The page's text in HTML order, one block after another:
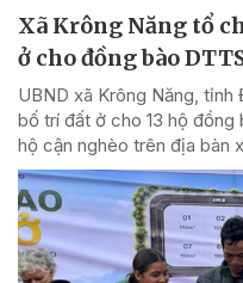
Xã Krông Năng tổ
ở cho đồng bào
UBND xã Krông Năng,
bố trí đất ở cho 13 hộ đồng
hộ cận nghèo trên địa bàn